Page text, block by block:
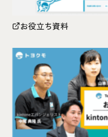
お役立ち資料